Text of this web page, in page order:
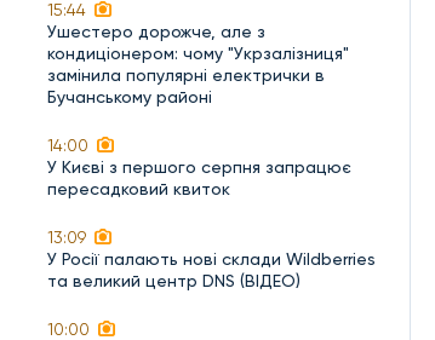
15:44
Ушестеро дорожче, але з
кондиціонером: чому "Укрзалізниця"
замінила популярні електрички в
Бучанському районі
14:00
У Києві з першого серпня запрацює
пересадковий квиток
13:09
У Росії палають нові склади Wildberries
та великий центр DNS (ВІДЕО)
10:00